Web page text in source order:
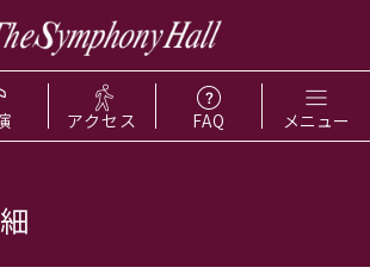
アクセス FAQ メニュー